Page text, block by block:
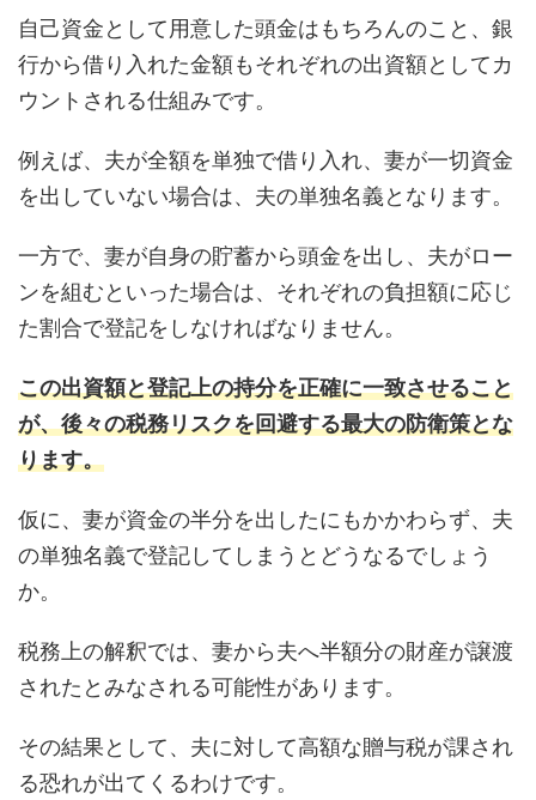
自己資金として用意した頭金はもちろんのこと、銀
行から借り入れた金額もそれぞれの出資額としてカ
ウントされる仕組みです。
例えば、夫が全額を単独で借り入れ、妻が一切資金
を出していない場合は、夫の単独名義となります。
一方で、妻が自身の貯蓄から頭金を出し、夫がロー
ンを組むといった場合は、それぞれの負担額に応じ
た割合で登記をしなければなりません。
この出資額と登記上の持分を正確に一致させること
が、後々の税務リスクを回避する最大の防衛策とな
ります。
仮に、妻が資金の半分を出したにもかかわらず、夫
の単独名義で登記してしまうとどうなるでしょう
か。
税務上の解釈では、妻から夫へ半額分の財産が譲渡
されたとみなされる可能性があります。
その結果として、夫に対して高額な贈与税が課され
る恐れが出てくるわけです。